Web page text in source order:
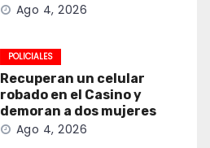
Ago 4, 2026
POLICIALES
Recuperan un celular
robado en el Casino y
demoran a dos mujeres
Ago 4, 2026